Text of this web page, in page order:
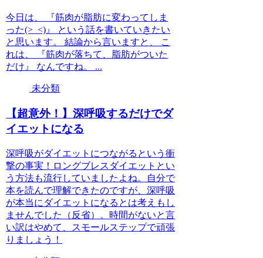
今日は、 『筋肉が脂肪に変わってしま
った(>_<)』 という話を書いていきたい
と思います。 結論から言いますと、 こ
れは、 『筋肉が落ちて、脂肪がついた
だけ』 なんですね。 ...
未分類
【超意外！】深呼吸するだけでダ
イエットになる
深呼吸がダイエットにつながるという衝
撃の事実！ロングブレスダイエットとい
う方法も流行していましたよね。自分で
本を読んで理解できたのですが、深呼吸
が本当にダイエットになるとは考えもし
ませんでした（反省）。時間がないと言
い訳はやめて、スモールステップで頑張
りましょう！